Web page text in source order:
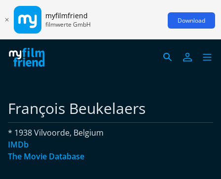
myfilmfriend
filmwerte GmbH Download
François Beukelaers
* 1938 Vilvoorde, Belgium
IMDb
The Movie Database